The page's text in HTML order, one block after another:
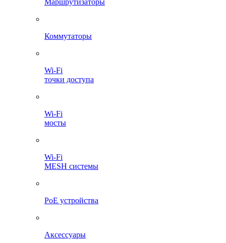
Маршрутизаторы
Коммутаторы
Wi-Fi
точки доступа
Wi-Fi
мосты
Wi-Fi
MESH системы
PoE устройства
Аксессуары